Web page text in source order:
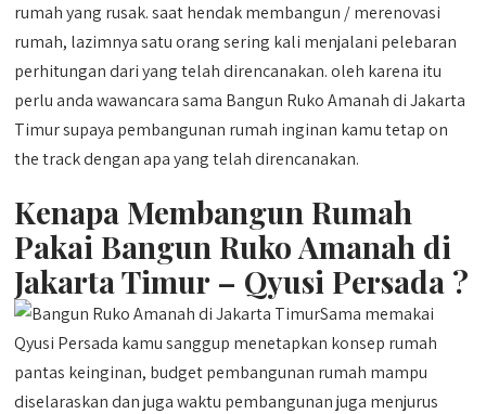
rumah yang rusak. saat hendak membangun / merenovasi
rumah, lazimnya satu orang sering kali menjalani pelebaran
perhitungan dari yang telah direncanakan. oleh karena itu
perlu anda wawancara sama Bangun Ruko Amanah di Jakarta
Timur supaya pembangunan rumah inginan kamu tetap on
the track dengan apa yang telah direncanakan.
Kenapa Membangun Rumah
Pakai Bangun Ruko Amanah di
Jakarta Timur – Qyusi Persada ?
Sama memakai
Qyusi Persada kamu sanggup menetapkan konsep rumah
pantas keinginan, budget pembangunan rumah mampu
diselaraskan dan juga waktu pembangunan juga menjurus